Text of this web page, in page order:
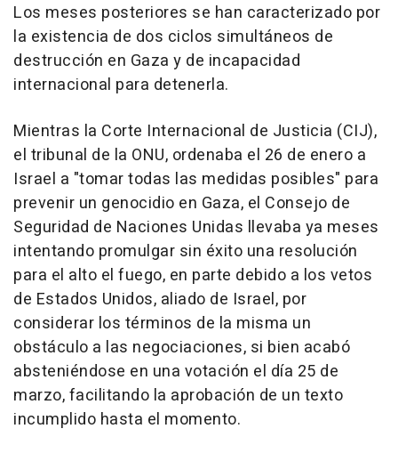
Los meses posteriores se han caracterizado por
la existencia de dos ciclos simultáneos de
destrucción en Gaza y de incapacidad
internacional para detenerla.
Mientras la Corte Internacional de Justicia (CIJ),
el tribunal de la ONU, ordenaba el 26 de enero a
Israel a "tomar todas las medidas posibles" para
prevenir un genocidio en Gaza, el Consejo de
Seguridad de Naciones Unidas llevaba ya meses
intentando promulgar sin éxito una resolución
para el alto el fuego, en parte debido a los vetos
de Estados Unidos, aliado de Israel, por
considerar los términos de la misma un
obstáculo a las negociaciones, si bien acabó
absteniéndose en una votación el día 25 de
marzo, facilitando la aprobación de un texto
incumplido hasta el momento.